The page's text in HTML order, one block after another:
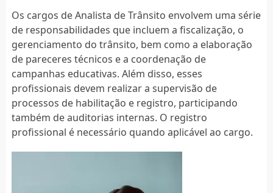
Os cargos de Analista de Trânsito envolvem uma série
de responsabilidades que incluem a fiscalização, o
gerenciamento do trânsito, bem como a elaboração
de pareceres técnicos e a coordenação de
campanhas educativas. Além disso, esses
profissionais devem realizar a supervisão de
processos de habilitação e registro, participando
também de auditorias internas. O registro
profissional é necessário quando aplicável ao cargo.